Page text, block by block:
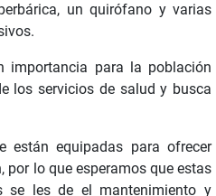
un quirófano y varias
importancia para la población
los servicios de salud y busca
están equipadas para ofrecer
por lo que esperamos que estas
se les de el mantenimiento y